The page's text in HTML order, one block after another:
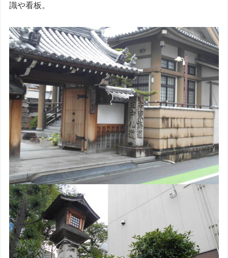
識や看板。